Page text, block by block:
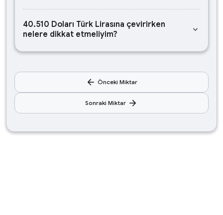
40.510 Doları Türk Lirasına çevirirken
nelere dikkat etmeliyim?
keyboard_arrow_down
arrow_back Önceki Miktar
Sonraki Miktar arrow_forward